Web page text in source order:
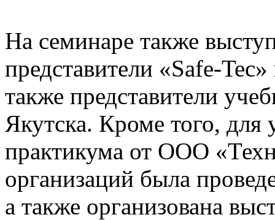
На семинаре также
представители «Safe-
также представители
Якутска. Кроме того, для
практикума от ООО
организаций была
а также организована